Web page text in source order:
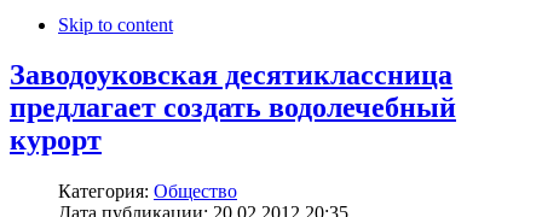
Skip to content
Заводоуковская десятиклассница
предлагает создать водолечебный
курорт
Категория: Общество